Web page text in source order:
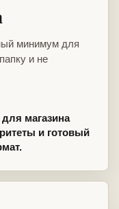
минимум для
и не
магазина
и готовый